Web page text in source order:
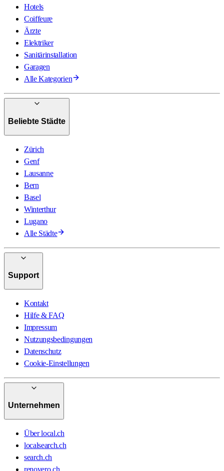
Hotels
Coiffeure
Ärzte
Elektriker
Sanitärinstallation
Garagen
Alle Kategorien
Beliebte Städte
Zürich
Genf
Lausanne
Bern
Basel
Winterthur
Lugano
Alle Städte
Support
Kontakt
Hilfe & FAQ
Impressum
Nutzungsbedingungen
Datenschutz
Cookie-Einstellungen
Unternehmen
Über local.ch
localsearch.ch
search.ch
renovero.ch